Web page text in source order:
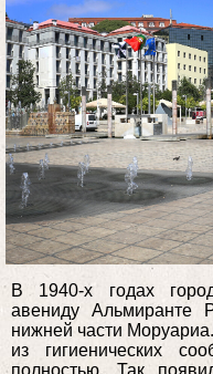
В 1940-х годах
авениду Альмиранте
нижней части
из гигиенических